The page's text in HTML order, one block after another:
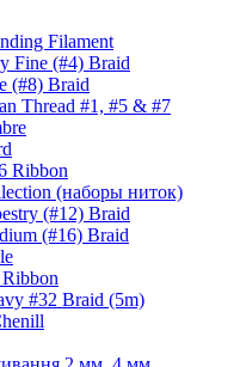
Filament
Fine (#4) Braid
(#8) Braid
Thread #1, #5 & #7
Ribbon
(наборы ниток)
(#12) Braid
(#16) Braid
#32 Braid (5m)